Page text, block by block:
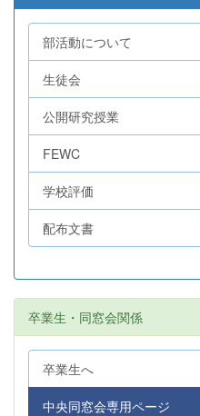
部活動について
生徒会
公開研究授業
FEWC
学校評価
配布文書
卒業生・同窓会関係
卒業生へ
中央同窓会専用ページ